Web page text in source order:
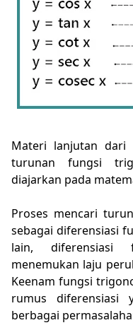
Materi lanjutan dari
turunan fungsi
diajarkan pada
Proses mencari
sebagai diferensiasi
lain, diferensiasi
menemukan laju
Keenam fungsi
rumus diferensiasi
berbagai